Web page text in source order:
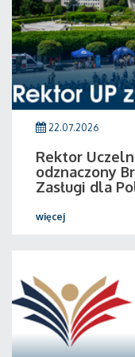
22.07.2026
Rektor
odznaczony
Zasługi dla
więcej